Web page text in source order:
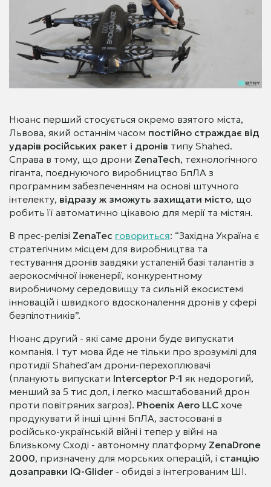
Нюанс перший стосується окремо взятого міста,
Львова, який останнім часом постійно страждає від
ударів російських ракет і дронів типу Shahed.
Справа в тому, що дрони ZenaTech, технологічного
гіганта, поєднуючого виробництво БпЛА з
програмним забезпеченням на основі штучного
інтелекту, відразу ж зможуть захищати місто, що
робить її автоматично цікавою для мерії та містян.
В прес-релізі ZenaTec говориться: “Західна Україна є
стратегічним місцем для виробництва та
тестування дронів завдяки усталеній базі талантів з
аерокосмічної інженерії, конкурентному
виробничому середовищу та сильній екосистемі
інновацій і швидкого вдосконалення дронів у сфері
безпілотників”.
Нюанс другий - які саме дрони буде випускати
компанія. І тут мова йде не тільки про зрозумілі для
протидії Shahed’ам дрони-перехоплювачі
(планують випускати Interceptor P-1 як недорогий,
менший за 5 тис дол, і легко масштабований дрон
проти повітряних загроз). Phoenix Aero LLC хоче
продукувати й інші цінні БпЛА, застосовані в
російсько-українській війні і тепер у війні на
Близькому Сході - автономну платформу ZenaDrone
2000, призначену для морських операцій, і станцію
дозаправки IQ-Glider - обидві з інтегрованим ШІ.